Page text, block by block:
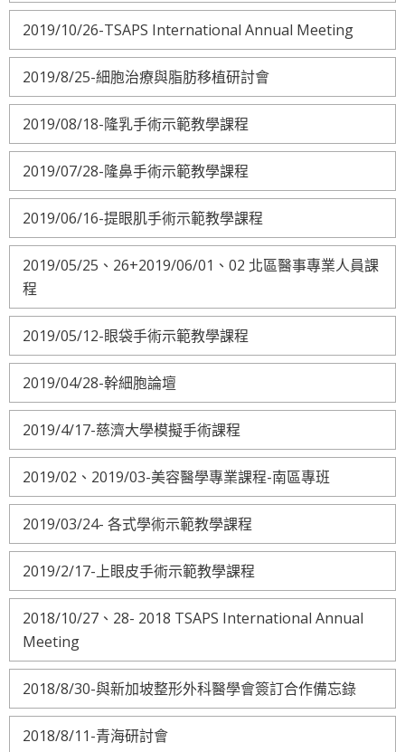
2019/10/26-TSAPS International Annual Meeting
2019/8/25-細胞治療與脂肪移植研討會
2019/08/18-隆乳手術示範教學課程
2019/07/28-隆鼻手術示範教學課程
2019/06/16-提眼肌手術示範教學課程
2019/05/25、26+2019/06/01、02 北區醫事專業人員課
程
2019/05/12-眼袋手術示範教學課程
2019/04/28-幹細胞論壇
2019/4/17-慈濟大學模擬手術課程
2019/02、2019/03-美容醫學專業課程-南區專班
2019/03/24- 各式學術示範教學課程
2019/2/17-上眼皮手術示範教學課程
2018/10/27、28- 2018 TSAPS International Annual
Meeting
2018/8/30-與新加坡整形外科醫學會簽訂合作備忘錄
2018/8/11-青海研討會